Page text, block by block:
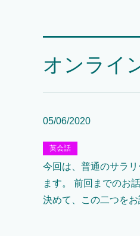
オンライ
05/06/2020
英会話
今回は、普通のサラ
ます。 前回までのお
決めて、この二つを